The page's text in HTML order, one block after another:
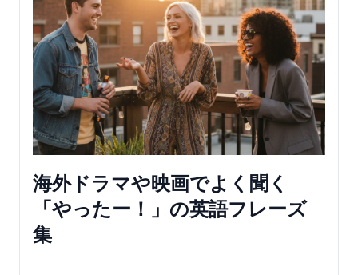
海外ドラマや映画でよく聞く
「やったー！」の英語フレーズ
集